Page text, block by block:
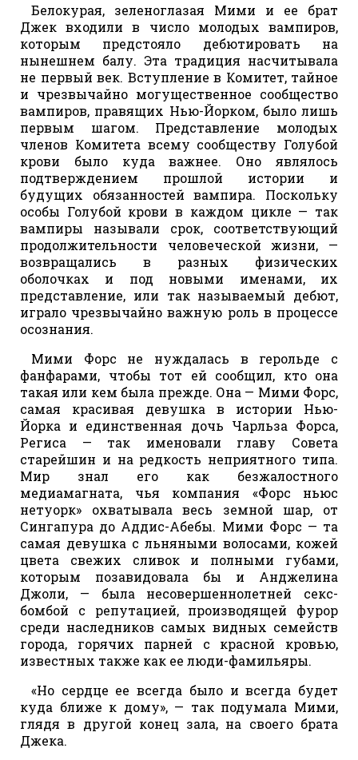
Белокурая, зеленоглазая Мими и ее брат
Джек входили в число молодых вампиров,
которым предстояло дебютировать на
нынешнем балу. Эта традиция насчитывала
не первый век. Вступление в Комитет, тайное
и чрезвычайно могущественное сообщество
вампиров, правящих Нью-Йорком, было лишь
первым шагом. Представление молодых
членов Комитета всему сообществу Голубой
крови было куда важнее. Оно являлось
подтверждением прошлой истории и
будущих обязанностей вампира. Поскольку
особы Голубой крови в каждом цикле — так
вампиры называли срок, соответствующий
продолжительности человеческой жизни, —
возвращались в разных физических
оболочках и под новыми именами, их
представление, или так называемый дебют,
играло чрезвычайно важную роль в процессе
осознания.
Мими Форс не нуждалась в герольде с
фанфарами, чтобы тот ей сообщил, кто она
такая или кем была прежде. Она — Мими Форс,
самая красивая девушка в истории Нью-
Йорка и единственная дочь Чарльза Форса,
Региса — так именовали главу Совета
старейшин и на редкость неприятного типа.
Мир знал его как безжалостного
медиамагната, чья компания «Форс ньюс
нетуорк» охватывала весь земной шар, от
Сингапура до Аддис-Абебы. Мими Форс — та
самая девушка с льняными волосами, кожей
цвета свежих сливок и полными губами,
которым позавидовала бы и Анджелина
Джоли, — была несовершеннолетней секс-
бомбой с репутацией, производящей фурор
среди наследников самых видных семейств
города, горячих парней с красной кровью,
известных также как ее люди-фамильяры.
«Но сердце ее всегда было и всегда будет
куда ближе к дому», — так подумала Мими,
глядя в другой конец зала, на своего брата
Джека.